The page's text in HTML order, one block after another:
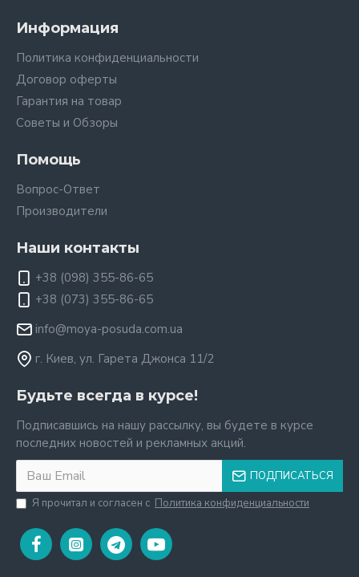
Информация
Политика конфиденциальности
Договор оферты
Гарантия на товар
Советы и Обзоры
Помощь
Вопрос-Ответ
Производители
Наши контакты
+38 (098) 355-86-65
+38 (073) 355-86-65
info@moya-posuda.com.ua
г. Киев, ул. Гарета Джонса 11/2
Будьте всегда в курсе!
Подписавшись на нашу рассылку, вы будете в курсе
последних новостей и рекламных акций.
ПОДПИСАТЬСЯ
Я прочитал и согласен с Политика конфиденциальности